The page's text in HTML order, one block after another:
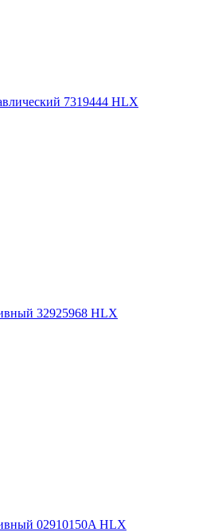
7319444 HLX
32925968 HLX
02910150A HLX